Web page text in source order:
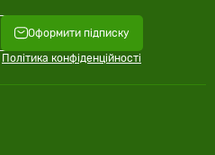
Оформити підписку
Політика конфіденційності